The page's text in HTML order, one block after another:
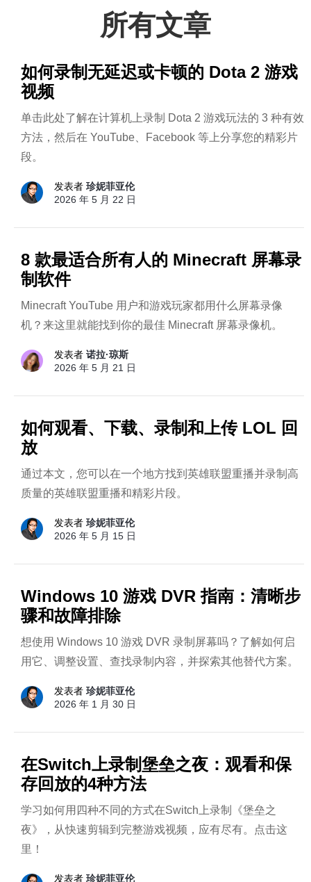
所有文章
如何录制无延迟或卡顿的 Dota 2 游戏
视频
单击此处了解在计算机上录制 Dota 2 游戏玩法的 3 种有效
方法，然后在 YouTube、Facebook 等上分享您的精彩片
段。
发表者 珍妮菲亚伦
2026 年 5 月 22 日
8 款最适合所有人的 Minecraft 屏幕录
制软件
Minecraft YouTube 用户和游戏玩家都用什么屏幕录像
机？来这里就能找到你的最佳 Minecraft 屏幕录像机。
发表者 诺拉·琼斯
2026 年 5 月 21 日
如何观看、下载、录制和上传 LOL 回
放
通过本文，您可以在一个地方找到英雄联盟重播并录制高
质量的英雄联盟重播和精彩片段。
发表者 珍妮菲亚伦
2026 年 5 月 15 日
Windows 10 游戏 DVR 指南：清晰步
骤和故障排除
想使用 Windows 10 游戏 DVR 录制屏幕吗？了解如何启
用它、调整设置、查找录制内容，并探索其他替代方案。
发表者 珍妮菲亚伦
2026 年 1 月 30 日
在Switch上录制堡垒之夜：观看和保
存回放的4种方法
学习如何用四种不同的方式在Switch上录制《堡垒之
夜》，从快速剪辑到完整游戏视频，应有尽有。点击这
里！
发表者 珍妮菲亚伦